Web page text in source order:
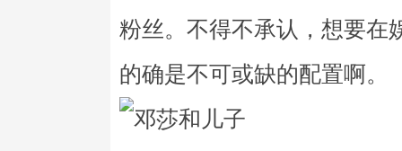
粉丝。不得不承认，想要在
的确是不可或缺的配置啊。